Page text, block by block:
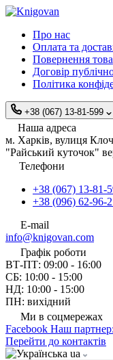
Про нас
Оплата та
Повернення
Договір
Політика
+38 (067) 13-81-599
Наша адреса
м. Харків, вулиця
"Райський куточок"
Телефони
+38 (067) 13-81-
+38 (096) 62-96-
E-mail
info@knigovan.com
Графік роботи
ВТ-ПТ: 09:00 - 16:00
СБ: 10:00 - 15:00
НД: 10:00 - 15:00
ПН: вихідний
Ми в соцмережах
Facebook Наш
Перейти до контактів
ua